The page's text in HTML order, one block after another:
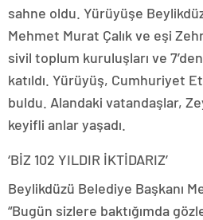
sahne oldu. Yürüyüşe
Mehmet Murat Çalık ve eşi
sivil toplum kuruluşları ve
katıldı. Yürüyüş, Cumhuriyet
buldu. Alandaki vatandaşlar,
keyifli anlar yaşadı.
‘BİZ 102 YILDIR İKTİDARIZ’
Beylikdüzü Belediye Başkanı
“Bugün sizlere baktığımda